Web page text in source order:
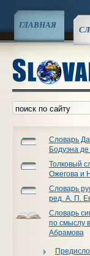
ГЛАВНАЯ
Словарь
Бодуэна
Толковый
Ожегова и
Словарь
ред. А. П.
Словарь
по смыслу
Абрамова